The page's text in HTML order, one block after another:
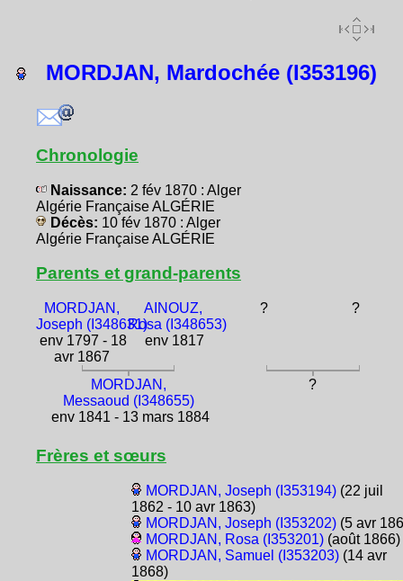
MORDJAN, Mardochée (I353196)
Chronologie
Naissance: 2 fév 1870 : Alger
Algérie Française ALGÉRIE
Décès: 10 fév 1870 : Alger
Algérie Française ALGÉRIE
Parents et grand-parents
MORDJAN,
Joseph (I348631)
env 1797 - 18
avr 1867
AINOUZ,
Rosa (I348653)
env 1817
? ?
MORDJAN,
Messaoud (I348655)
env 1841 - 13 mars 1884
?
Frères et sœurs
MORDJAN, Joseph (I353194)(22 juil
1862 - 10 avr 1863)
MORDJAN, Joseph (I353202)(5 avr
MORDJAN, Rosa (I353201)(août 1866)
MORDJAN, Samuel (I353203)(14 avr
1868)